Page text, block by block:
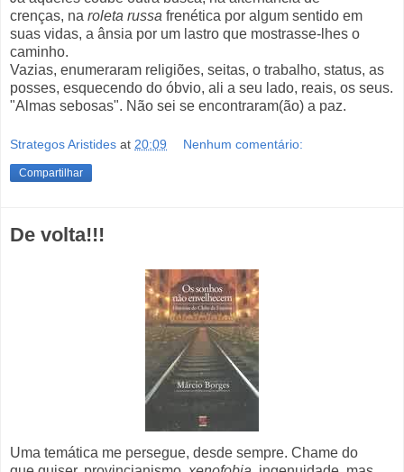
crenças, na roleta russa frenética por algum sentido em
suas vidas, a ânsia por um lastro que mostrasse-lhes o
caminho.
Vazias, enumeraram religiões, seitas, o trabalho, status, as
posses, esquecendo do óbvio, ali a seu lado, reais, os seus.
"Almas sebosas". Não sei se encontraram(ão) a paz.
Strategos Aristides at 20:09 Nenhum comentário:
Compartilhar
De volta!!!
Uma temática me persegue, desde sempre. Chame do